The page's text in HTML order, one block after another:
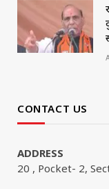
CONTACT US
ADDRESS
20 , Pocket- 2,